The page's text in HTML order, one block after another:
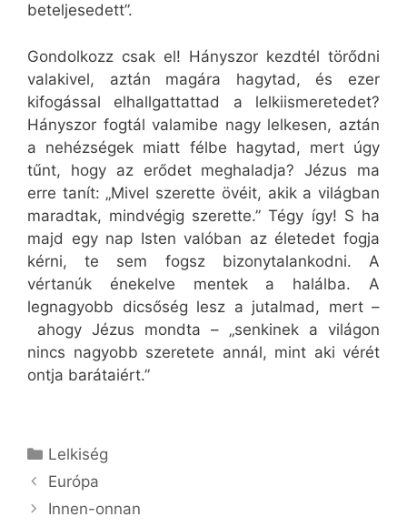
beteljesedett”.
Gondolkozz csak el! Hányszor kezdtél törődni
valakivel, aztán magára hagytad, és ezer
kifogással elhallgattattad a lelkiismeretedet?
Hányszor fogtál valamibe nagy lelkesen, aztán
a nehézségek miatt félbe hagytad, mert úgy
tűnt, hogy az erődet meghaladja? Jézus ma
erre tanít: „Mivel szerette övéit, akik a világban
maradtak, mindvégig szerette.” Tégy így! S ha
majd egy nap Isten valóban az életedet fogja
kérni, te sem fogsz bizonytalankodni. A
vértanúk énekelve mentek a halálba. A
legnagyobb dicsőség lesz a jutalmad, mert –
ahogy Jézus mondta – „senkinek a világon
nincs nagyobb szeretete annál, mint aki vérét
ontja barátaiért.”
Kategória
Lelkiség
Európa
Innen-onnan